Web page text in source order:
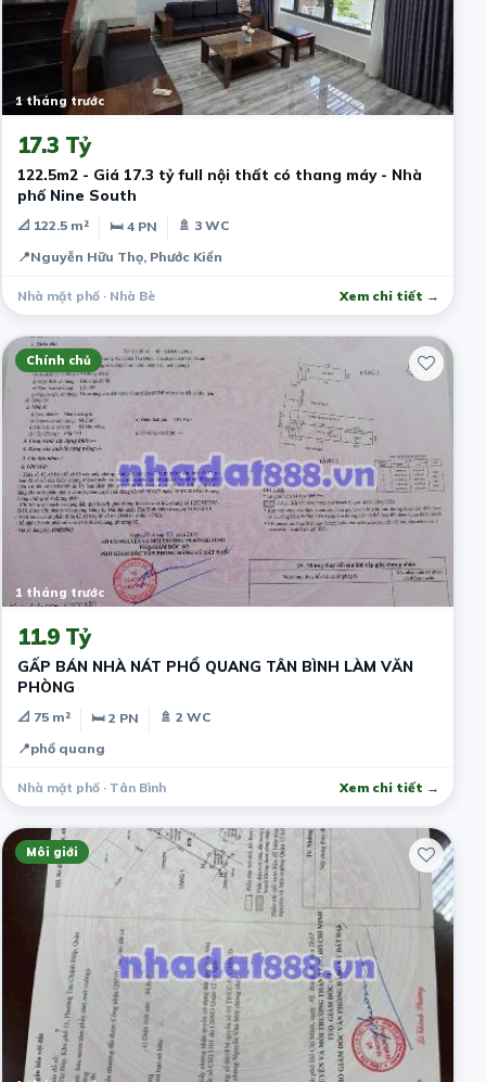
1 tháng trước
17.3 Tỷ
122.5m2 - Giá 17.3 tỷ full nội thất có thang máy - Nhà
phố Nine South
📐 122.5 m² 🛏 4 PN
🚿 3 WC
📍Nguyễn Hữu Thọ, Phước Kiển
Nhà mặt phố · Nhà Bè Xem chi tiết →
Chính chủ
1 tháng trước
11.9 Tỷ
GẤP BÁN NHÀ NÁT PHỔ QUANG TÂN BÌNH LÀM VĂN
PHÒNG
📐 75 m² 🛏 2 PN
🚿 2 WC
📍phổ quang
Nhà mặt phố · Tân Bình Xem chi tiết →
Môi giới